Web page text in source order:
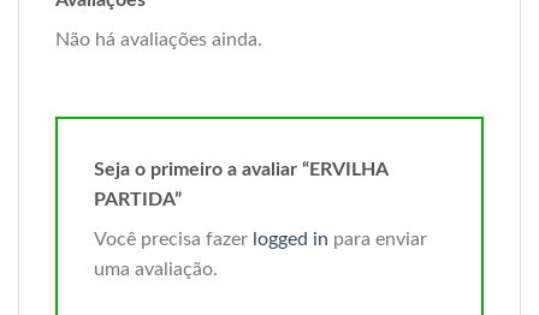
Não há avaliações ainda.
Seja o primeiro a avaliar “ERVILHA
PARTIDA”
Você precisa fazer logged in para enviar
uma avaliação.